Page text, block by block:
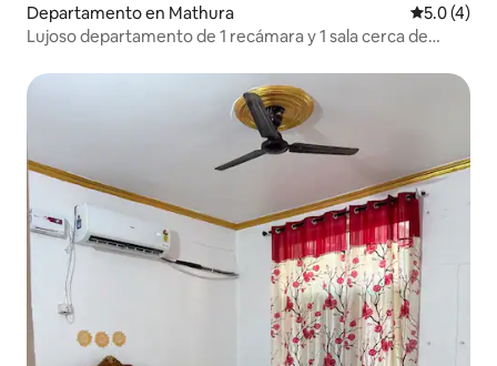
Departamento en Mathura
5.0 (4)
Lujoso departamento de 1 recámara y 1 sala cerca de